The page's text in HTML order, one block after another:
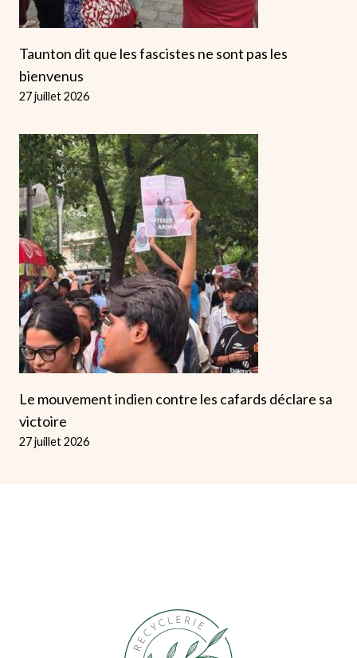
Taunton dit que les fascistes ne sont pas les
bienvenus
27 juillet 2026
Le mouvement indien contre les cafards déclare sa
victoire
27 juillet 2026